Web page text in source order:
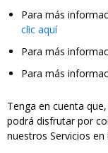
Para más
clic aquí
Para más
Para más
Tenga en cuenta
podrá disfrutar por
nuestros Servicios en